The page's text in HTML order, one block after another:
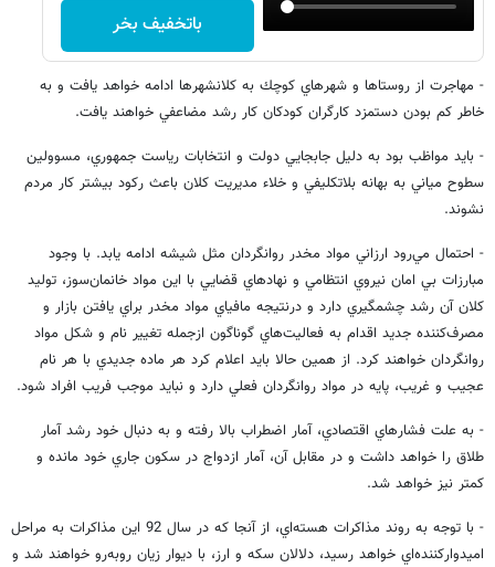
باتخفیف بخر
- مهاجرت از روستاها و شهرهاي كوچك به كلانشهرها ادامه خواهد يافت و به
خاطر كم بودن دستمزد كارگران كودكان كار رشد مضاعفي خواهند يافت.
- بايد مواظب بود به دليل جابجايي دولت و انتخابات رياست جمهوري، مسوولين
سطوح مياني به بهانه بلاتكليفي و خلاء مديريت كلان باعث ركود بيشتر كار مردم
نشوند.
- احتمال مي‌رود ارزاني مواد مخدر روانگردان مثل شيشه ادامه يابد. با وجود
مبارزات بي امان نيروي انتظامي و نهادهاي قضايي با اين مواد خانمان‌سوز، توليد
كلان آن رشد چشمگيري دارد و درنتيجه مافياي مواد مخدر براي يافتن بازار و
مصرف‌كننده جديد اقدام به فعاليت‌هاي گوناگون ازجمله تغيير نام و شكل مواد
روانگردان خواهند كرد. از همين حالا بايد اعلام كرد هر ماده جديدي با هر نام
عجيب و غريب، پايه در مواد روانگردان فعلي دارد و نبايد موجب فريب افراد شود.
- به علت فشارهاي اقتصادي، آمار اضطراب بالا رفته و به دنبال خود رشد آمار
طلاق را خواهد داشت و در مقابل آن، آمار ازدواج در سكون جاري خود مانده و
كمتر نيز خواهد شد.
- با توجه به روند مذاكرات هسته‌اي، از آنجا كه در سال 92 اين مذاكرات به مراحل
اميدواركننده‌اي خواهد رسيد، دلالان سكه و ارز، با ديوار زيان روبه‌رو خواهند شد و